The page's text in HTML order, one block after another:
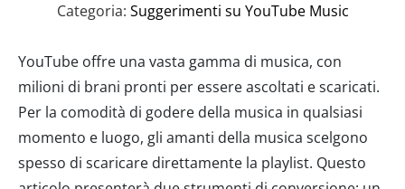
Categoria: Suggerimenti su YouTube Music
YouTube offre una vasta gamma di musica, con
milioni di brani pronti per essere ascoltati e scaricati.
Per la comodità di godere della musica in qualsiasi
momento e luogo, gli amanti della musica scelgono
spesso di scaricare direttamente la playlist. Questo